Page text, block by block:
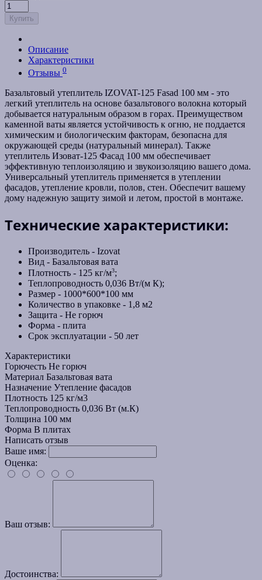
Купить
Описание
Характеристики
Отзывы 0
Базальтовый утеплитель IZOVAT-125 Fasad 100 мм - это
легкий утеплитель на основе базальтового волокна который
добывается натуральным образом в горах. Преимуществом
каменной ваты является устойчивость к огню, не поддается
химическим и биологическим факторам, безопасна для
окружающей среды (натуральный минерал). Также
утеплитель Изоват-125 Фасад 100 мм обеспечивает
эффективную теплоизоляцию и звукоизоляцию вашего дома.
Универсальный утеплитель применяется в утеплении
фасадов, утепление кровли, полов, стен. Обеспечит вашему
дому надежную защиту зимой и летом, простой в монтаже.
Технические характеристики:
Производитель - Izovat
Вид - Базальтовая вата
Плотность - 125 кг/м3;
Теплопроводность 0,036 Вт/(м К);
Размер - 1000*600*100 мм
Количество в упаковке - 1,8 м2
Защита - Не горюч
Форма - плита
Срок эксплуатации - 50 лет
Характеристики
Горючесть Не горюч
Материал Базальтовая вата
Назначение Утепление фасадов
Плотность 125 кг/м3
Теплопроводность 0,036 Вт (м.К)
Толщина 100 мм
Форма В плитах
Написать отзыв
Ваше имя:
Оценка:
Ваш отзыв:
Достоинства: